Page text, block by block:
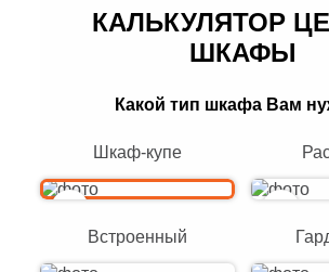
КАЛЬКУЛЯТОР
ШКАФЫ
Какой тип шкафа Вам
Шкаф-купе
Встроенный